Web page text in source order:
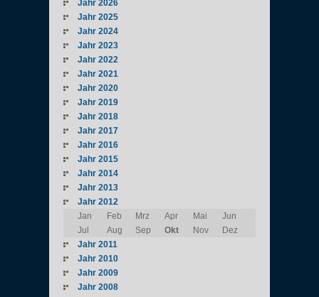
Jahr 2026
Jahr 2025
Jahr 2024
Jahr 2023
Jahr 2022
Jahr 2021
Jahr 2020
Jahr 2019
Jahr 2018
Jahr 2017
Jahr 2016
Jahr 2015
Jahr 2014
Jahr 2013
Jahr 2012
Jan
Feb Mrz Apr Mai
Jun
Jul
Aug Sep Okt Nov
Dez
Jahr 2011
Jahr 2010
Jahr 2009
Jahr 2008